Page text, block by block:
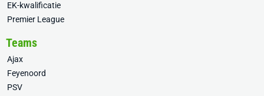
EK-kwalificatie
Premier League
Teams
Ajax
Feyenoord
PSV